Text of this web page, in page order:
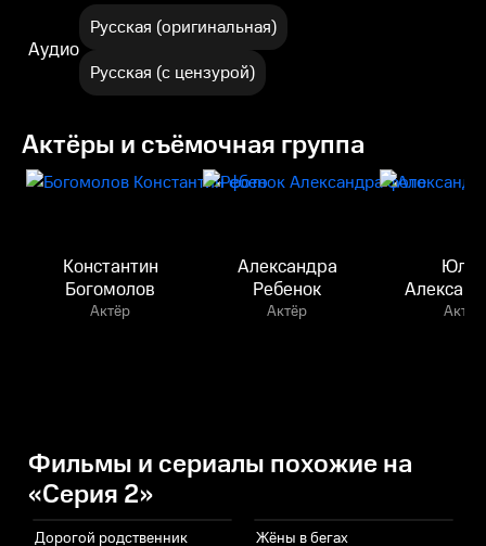
Аудио
Русская (оригинальная)
Русская (с цензурой)
Актёры и съёмочная группа
Константин
Богомолов
Актёр
Александра
Ребенок
Актёр
Юлия
Актёр
Фильмы и сериалы похожие на
«Серия 2»
Дорогой родственник Жёны в бегах